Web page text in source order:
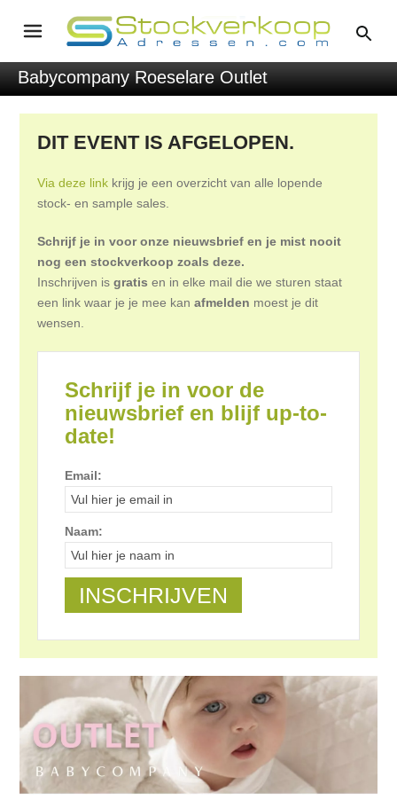
Babycompany Roeselare Outlet
DIT EVENT IS AFGELOPEN.
Via deze link krijg je een overzicht van alle lopende
stock- en sample sales.
Schrijf je in voor onze nieuwsbrief en je mist nooit
nog een stockverkoop zoals deze.
Inschrijven isgratis en in elke mail die we sturen staat
een link waar je je mee kanafmelden moest je dit
wensen.
Schrijf je in voor de
nieuwsbrief en blijf up-to-
date!
Email:
Naam: